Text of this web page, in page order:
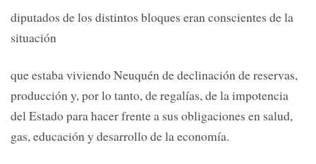
diputados de los distintos bloques eran conscientes de la
situación
que estaba viviendo Neuquén de declinación de reservas,
producción y, por lo tanto, de regalías, de la impotencia
del Estado para hacer frente a sus obligaciones en salud,
gas, educación y desarrollo de la economía.